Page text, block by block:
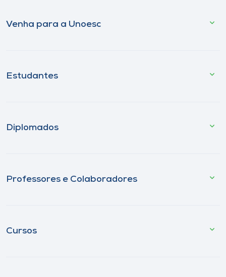
Venha para a Unoesc
Estudantes
Diplomados
Professores e Colaboradores
Cursos